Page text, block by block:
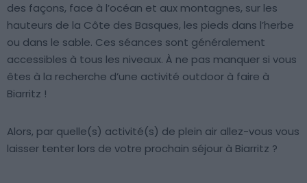
des façons, face à l’océan et aux montagnes, sur les
hauteurs de la Côte des Basques, les pieds dans l’herbe
ou dans le sable. Ces séances sont généralement
accessibles à tous les niveaux. À ne pas manquer si vous
êtes à la recherche d’une activité outdoor à faire à
Biarritz !
Alors, par quelle(s) activité(s) de plein air allez-vous vous
laisser tenter lors de votre prochain séjour à Biarritz ?